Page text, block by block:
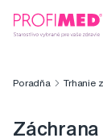
Poradňa Trhanie